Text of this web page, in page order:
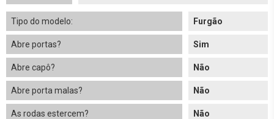
Tipo do modelo: Furgão
Abre portas? Sim
Abre capô? Não
Abre porta malas? Não
As rodas estercem? Não